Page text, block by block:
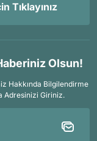
Tıklayınız
Olsun!
Hakkında Bilgilendirme
Adresinizi Giriniz.